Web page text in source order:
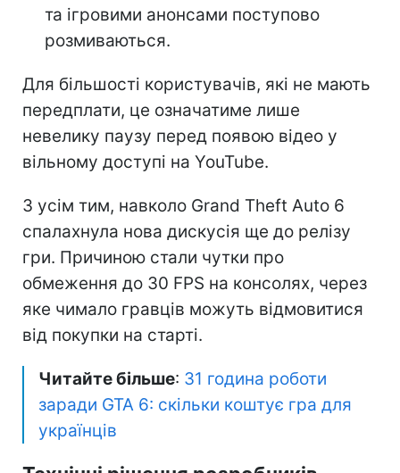
та ігровими анонсами поступово
розмиваються.
Для більшості користувачів, які не мають
передплати, це означатиме лише
невелику паузу перед появою відео у
вільному доступі на YouTube.
З усім тим, навколо Grand Theft Auto 6
спалахнула нова дискусія ще до релізу
гри. Причиною стали чутки про
обмеження до 30 FPS на консолях, через
яке чимало гравців можуть відмовитися
від покупки на старті.
Читайте більше: 31 година роботи
заради GTA 6: скільки коштує гра для
українців